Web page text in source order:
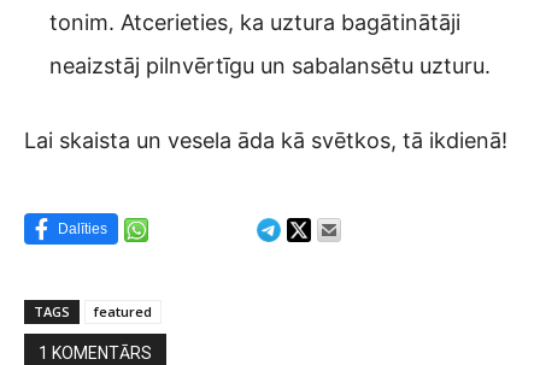
tonim. Atcerieties, ka uztura bagātinātāji
neaizstāj pilnvērtīgu un sabalansētu uzturu.
Lai skaista un vesela āda kā svētkos, tā ikdienā!
Dalīties
TAGS featured
1 KOMENTĀRS